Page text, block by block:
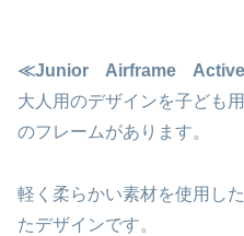
≪Junior Airframe
大人用のデザインを子ども
のフレームがあります。
軽く柔らかい素材を使用し
たデザインです。